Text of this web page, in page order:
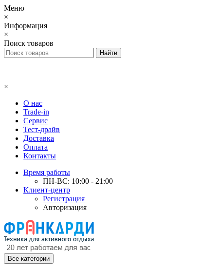
Меню
×
Информация
×
Поиск товаров
×
О нас
Trade-in
Сервис
Тест-драйв
Доставка
Оплата
Контакты
Время работы
ПН-ВС: 10:00 - 21:00
Клиент-центр
Регистрация
Авторизация
Все категории